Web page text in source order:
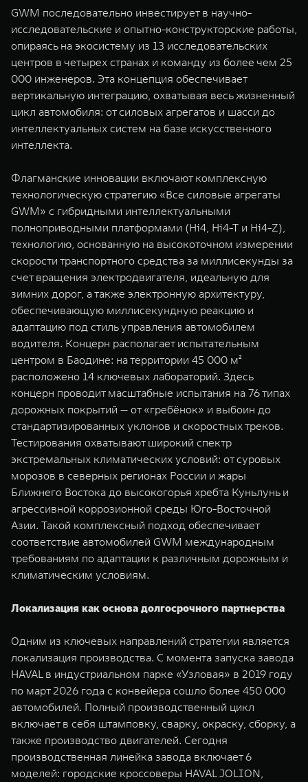
GWM последовательно инвестирует в научно-
исследовательские и опытно-конструкторские работы,
опираясь на экосистему из 13 исследовательских
центров в четырех странах и команду из более чем 25
000 инженеров. Эта концепция обеспечивает
вертикальную интеграцию, охватывая весь жизненный
цикл автомобиля: от силовых агрегатов и шасси до
интеллектуальных систем на базе искусственного
интеллекта.
Флагманские инновации включают комплексную
технологическую стратегию «Все силовые агрегаты
GWM» с гибридными интеллектуальными
полноприводными платформами (Hi4, Hi4-T и Hi4-Z),
технологию, основанную на высокоточном измерении
скорости транспортного средства за миллисекунды за
счет вращения электродвигателя, идеальную для
зимних дорог, а также электронную архитектуру,
обеспечивающую миллисекундную реакцию и
адаптацию под стиль управления автомобилем
водителя. Концерн располагает испытательным
центром в Баодине: на территории 45 000 м²
расположено 14 ключевых лабораторий. Здесь
концерн проводит масштабные испытания на 76 типах
дорожных покрытий — от «гребёнок» и выбоин до
стандартизированных уклонов и скоростных треков.
Тестирования охватывают широкий спектр
экстремальных климатических условий: от суровых
морозов в северных регионах России и жары
Ближнего Востока до высокогорья хребта Куньлунь и
агрессивной коррозионной среды Юго-Восточной
Азии. Такой комплексный подход обеспечивает
соответствие автомобилей GWM международным
требованиям по адаптации к различным дорожным и
климатическим условиям.
Локализация как основа долгосрочного партнерства
Одним из ключевых направлений стратегии является
локализация производства. С момента запуска завода
HAVAL в индустриальном парке «Узловая» в 2019 году
по март 2026 года с конвейера сошло более 450 000
автомобилей. Полный производственный цикл
включает в себя штамповку, сварку, окраску, сборку, а
также производство двигателей. Сегодня
производственная линейка завода включает 6
моделей: городские кроссоверы HAVAL JOLION,